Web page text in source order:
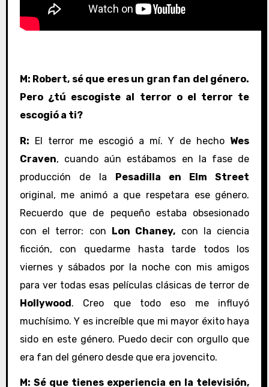
M: Robert, sé que eres un gran fan del género.
Pero ¿tú escogiste al terror o el terror te
escogió a ti?
R: El terror me escogió a mí. Y de hecho Wes
Craven, cuando aún estábamos en la fase de
producción de la Pesadilla en Elm Street
original, me animó a que respetara ese género.
Recuerdo que de pequeño estaba obsesionado
con el terror: con Lon Chaney, con la ciencia
ficción, con quedarme hasta tarde todos los
viernes y sábados por la noche con mis amigos
para ver todas esas películas clásicas de terror de
Hollywood. Creo que todo eso me influyó
muchísimo. Y es increíble que mi mayor éxito haya
sido en este género. Puedo decir con orgullo que
era fan del género desde que era jovencito.
M: Sé que tienes experiencia en la televisión,